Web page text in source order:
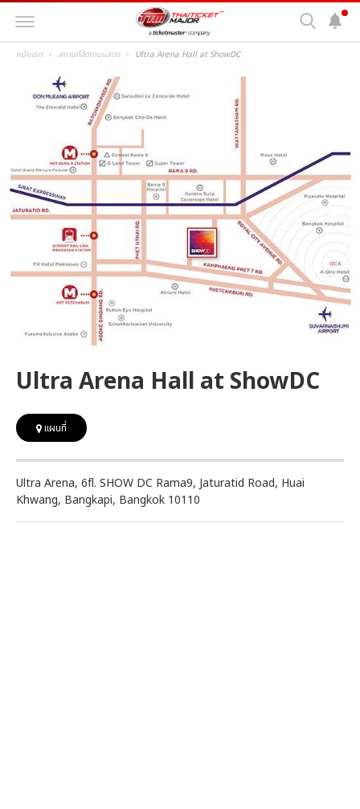
หน้าแรก สถานที่จัดงานแสดง Ultra Arena Hall at ShowDC
Ultra Arena Hall at ShowDC
แผนที่
Ultra Arena, 6fl. SHOW DC Rama9, Jaturatid Road, Huai
Khwang, Bangkapi, Bangkok 10110